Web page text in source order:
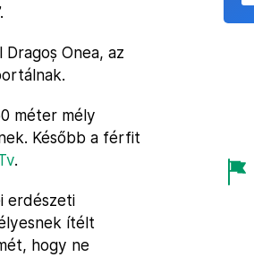
Onea, az
méter mély
Később a férfit
.
erdészeti
ítélt
hogy ne